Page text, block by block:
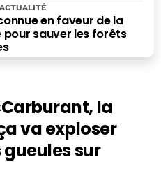
en faveur de la
pour sauver les forêts
ACTUALITÉ
la
va exploser
sur